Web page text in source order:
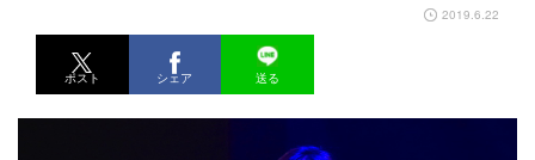
2019.6.22
ポスト シェア 送る